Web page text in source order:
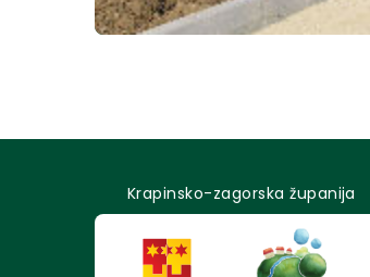
Krapinsko-zagorska županija